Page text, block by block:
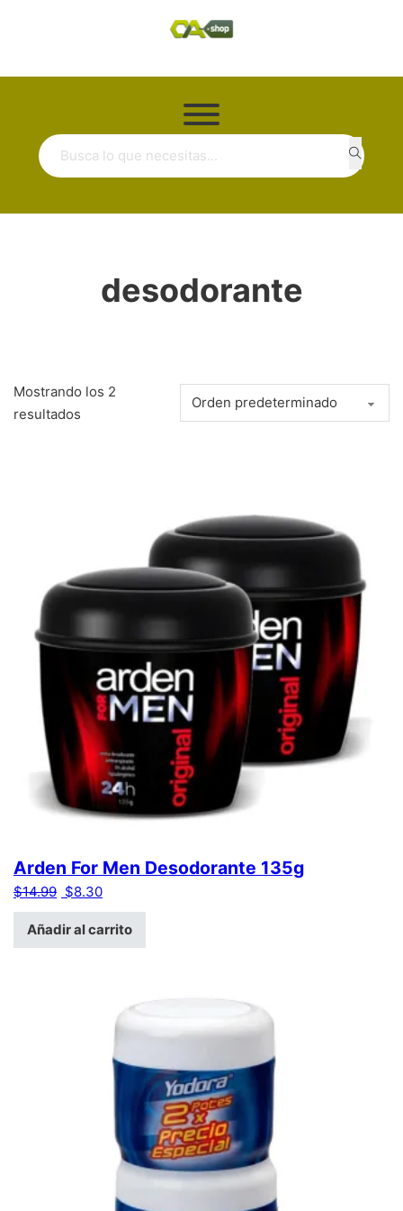
Buscar ...
desodorante
Mostrando los 2
resultados
Arden For Men Desodorante 135g
$14.99 El precio original era: $14.99.
$8.30El precio actual es: $8.30.
Añadir al carrito